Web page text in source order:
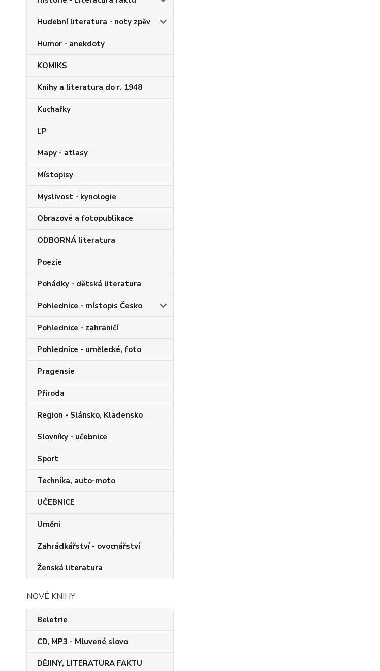
Hudební literatura - noty zpěv
Humor - anekdoty
KOMIKS
Knihy a literatura do r. 1948
Kuchařky
LP
Mapy - atlasy
Místopisy
Myslivost - kynologie
Obrazové a fotopublikace
ODBORNÁ literatura
Poezie
Pohádky - dětská literatura
Pohlednice - místopis Česko
Pohlednice - zahraničí
Pohlednice - umělecké, foto
Pragensie
Příroda
Region - Slánsko, Kladensko
Slovníky - učebnice
Sport
Technika, auto-moto
UČEBNICE
Umění
Zahrádkářství - ovocnářství
Ženská literatura
NOVÉ KNIHY
Beletrie
CD, MP3 - Mluvené slovo
DĚJINY, LITERATURA FAKTU